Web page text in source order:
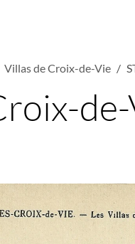
Villas de Croix-de-Vie